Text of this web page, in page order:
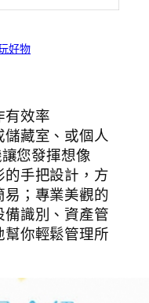
好物
有效率
藏室、或個人
您發揮想像
手把設計，方
；專業美觀的
識別、資產管
你輕鬆管理所